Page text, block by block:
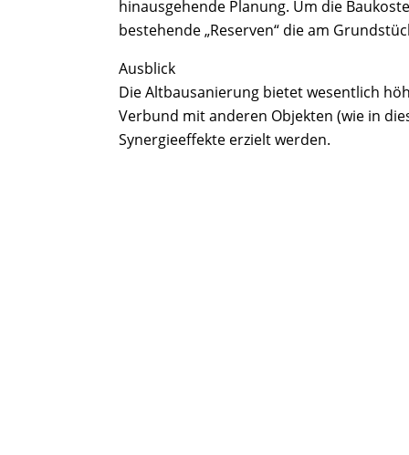
hinausgehende Planung. Um die
bestehende „Reserven“ die am
Ausblick
Die Altbausanierung bietet wesentlich
Verbund mit anderen Objekten (wie in
Synergieeffekte erzielt werden.